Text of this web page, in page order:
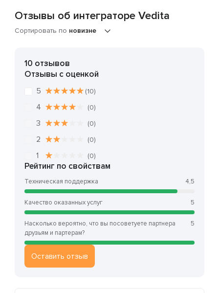
Отзывы об интеграторе Vedita
Сортировать по новизне
10 отзывов
Отзывы с оценкой
5 (10)
4 (0)
3 (0)
2 (0)
1 (0)
Рейтинг по свойствам
Техническая поддержка 4,5
Качество оказанных услуг 5
Насколько вероятно, что вы посоветуете партнера
друзьям и партерам?
5
Оставить отзыв